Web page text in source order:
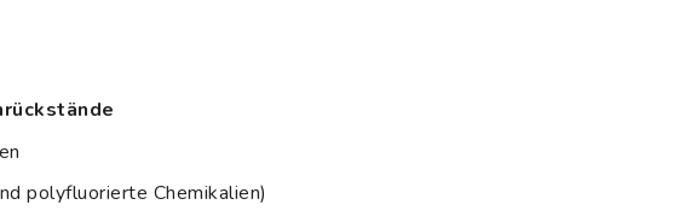
polyfluorierte Chemikalien)